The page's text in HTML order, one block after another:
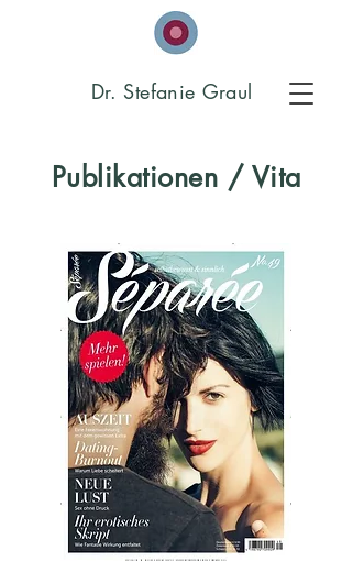
Dr. Stefanie Graul
Publikationen / Vita